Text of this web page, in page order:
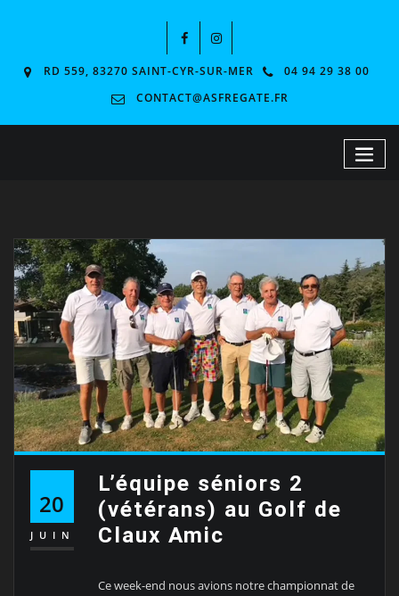
RD 559, 83270 SAINT-CYR-SUR-MER
04 94 29 38 00
CONTACT@ASFREGATE.FR
20
JUIN
L’équipe séniors 2
(vétérans) au Golf de
Claux Amic
Ce week-end nous avions notre championnat de